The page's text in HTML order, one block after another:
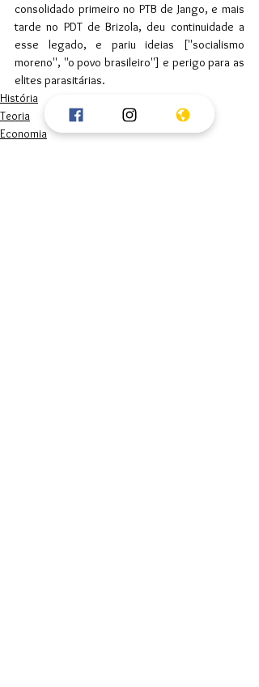
consolidado primeiro no PTB de Jango, e mais
tarde no PDT de Brizola, deu continuidade a
esse legado, e pariu ideias [''socialismo
moreno'', ''o povo brasileiro''] e perigo para as
elites parasitárias.
História
Teoria
Economia